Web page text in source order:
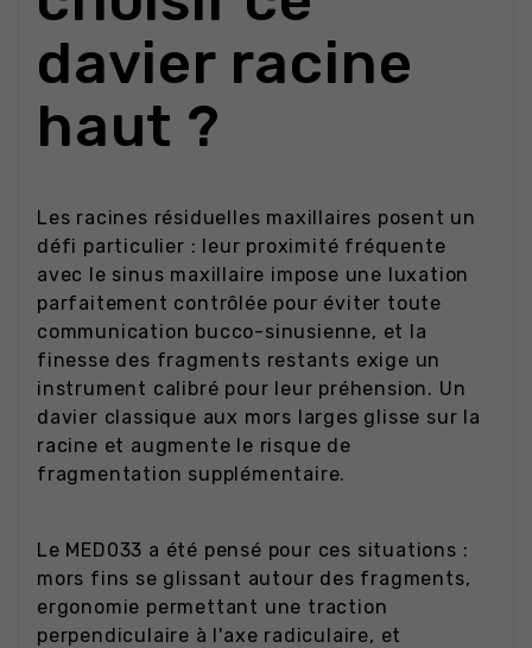
davier racine
haut ?
Les racines résiduelles maxillaires posent un
défi particulier : leur proximité fréquente
avec le sinus maxillaire impose une luxation
parfaitement contrôlée pour éviter toute
communication bucco-sinusienne, et la
finesse des fragments restants exige un
instrument calibré pour leur préhension. Un
davier classique aux mors larges glisse sur la
racine et augmente le risque de
fragmentation supplémentaire.
Le MED033 a été pensé pour ces situations :
mors fins se glissant autour des fragments,
ergonomie permettant une traction
perpendiculaire à l'axe radiculaire, et